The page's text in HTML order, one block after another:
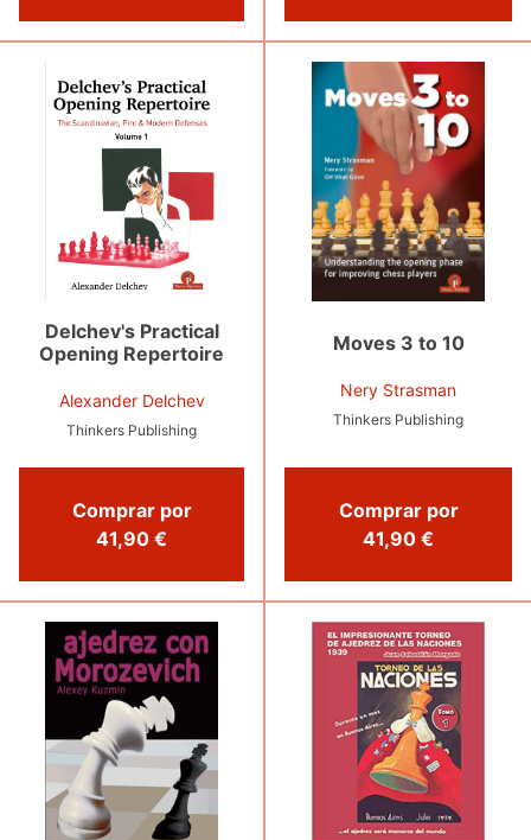
Delchev's Practical
Opening Repertoire
Alexander Delchev
Thinkers Publishing
Comprar por
41,90 €
Moves 3 to 10
Nery Strasman
Thinkers Publishing
Comprar por
41,90 €